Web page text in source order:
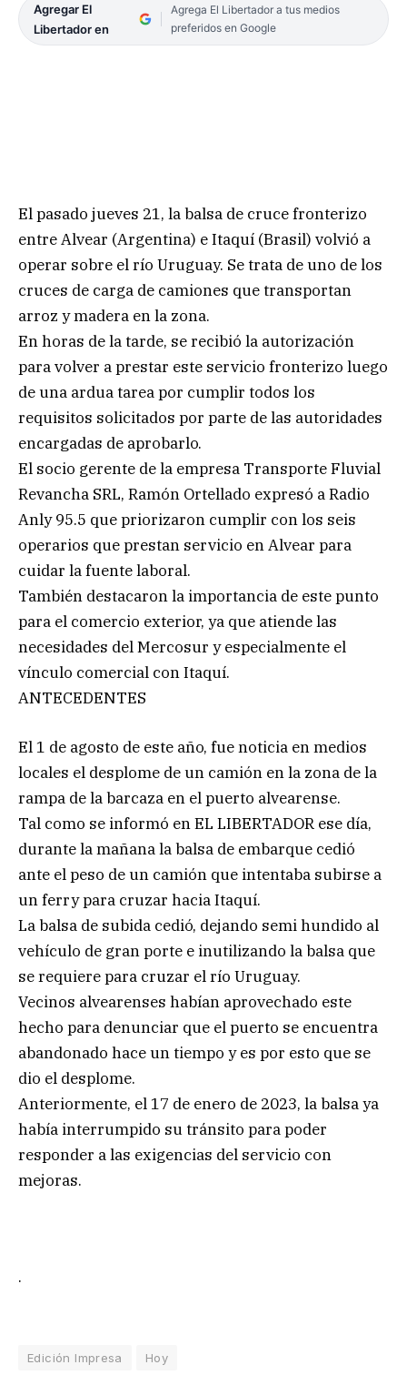
Agregar El
Libertador en
Agrega El Libertador a tus medios
preferidos en Google
El pasado jueves 21, la balsa de cruce fronterizo
entre Alvear (Argentina) e Itaquí (Brasil) volvió a
operar sobre el río Uruguay. Se trata de uno de los
cruces de carga de camiones que transportan
arroz y madera en la zona.
En horas de la tarde, se recibió la autorización
para volver a prestar este servicio fronterizo luego
de una ardua tarea por cumplir todos los
requisitos solicitados por parte de las autoridades
encargadas de aprobarlo.
El socio gerente de la empresa Transporte Fluvial
Revancha SRL, Ramón Ortellado expresó a Radio
Anly 95.5 que priorizaron cumplir con los seis
operarios que prestan servicio en Alvear para
cuidar la fuente laboral.
También destacaron la importancia de este punto
para el comercio exterior, ya que atiende las
necesidades del Mercosur y especialmente el
vínculo comercial con Itaquí.
ANTECEDENTES
El 1 de agosto de este año, fue noticia en medios
locales el desplome de un camión en la zona de la
rampa de la barcaza en el puerto alvearense.
Tal como se informó en EL LIBERTADOR ese día,
durante la mañana la balsa de embarque cedió
ante el peso de un camión que intentaba subirse a
un ferry para cruzar hacia Itaquí.
La balsa de subida cedió, dejando semi hundido al
vehículo de gran porte e inutilizando la balsa que
se requiere para cruzar el río Uruguay.
Vecinos alvearenses habían aprovechado este
hecho para denunciar que el puerto se encuentra
abandonado hace un tiempo y es por esto que se
dio el desplome.
Anteriormente, el 17 de enero de 2023, la balsa ya
había interrumpido su tránsito para poder
responder a las exigencias del servicio con
mejoras.
.
Edición Impresa Hoy